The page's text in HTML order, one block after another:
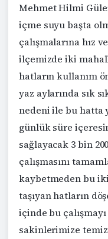
Mehmet Hilmi
içme suyu başta
çalışmalarına hız
ilçemizde iki
hatların kullanım
yaz aylarında sık
nedeni ile bu hatta
günlük süre
sağlayacak 3 bin
çalışmasını
kaybetmeden bu
taşıyan hatların
içinde bu
sakinlerimize